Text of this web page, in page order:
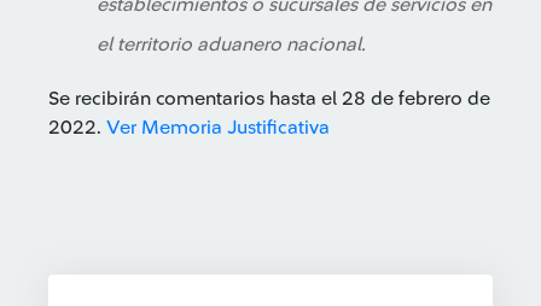
establecimientos o sucursales de servicios en
el territorio aduanero nacional.
Se recibirán comentarios hasta el 28 de febrero de
2022. Ver Memoria Justificativa